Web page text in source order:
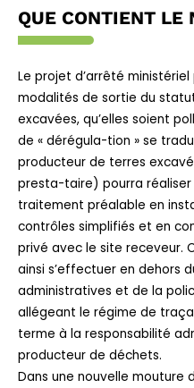
QUE CONTIENT LE
Le projet d’arrêté
modalités de sortie du
excavées, qu’elles soient
de « dérégula-tion » se
producteur de terres
presta-taire) pourra
traitement préalable en
contrôles simplifiés et en
privé avec le site receveur.
ainsi s’effectuer en dehors
administratives et de la
allégeant le régime de
terme à la responsabilité
producteur de déchets.
Dans une nouvelle mouture